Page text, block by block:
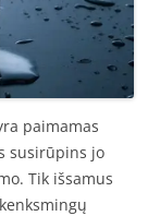
paimamas
susirūpins jo
Tik išsamus